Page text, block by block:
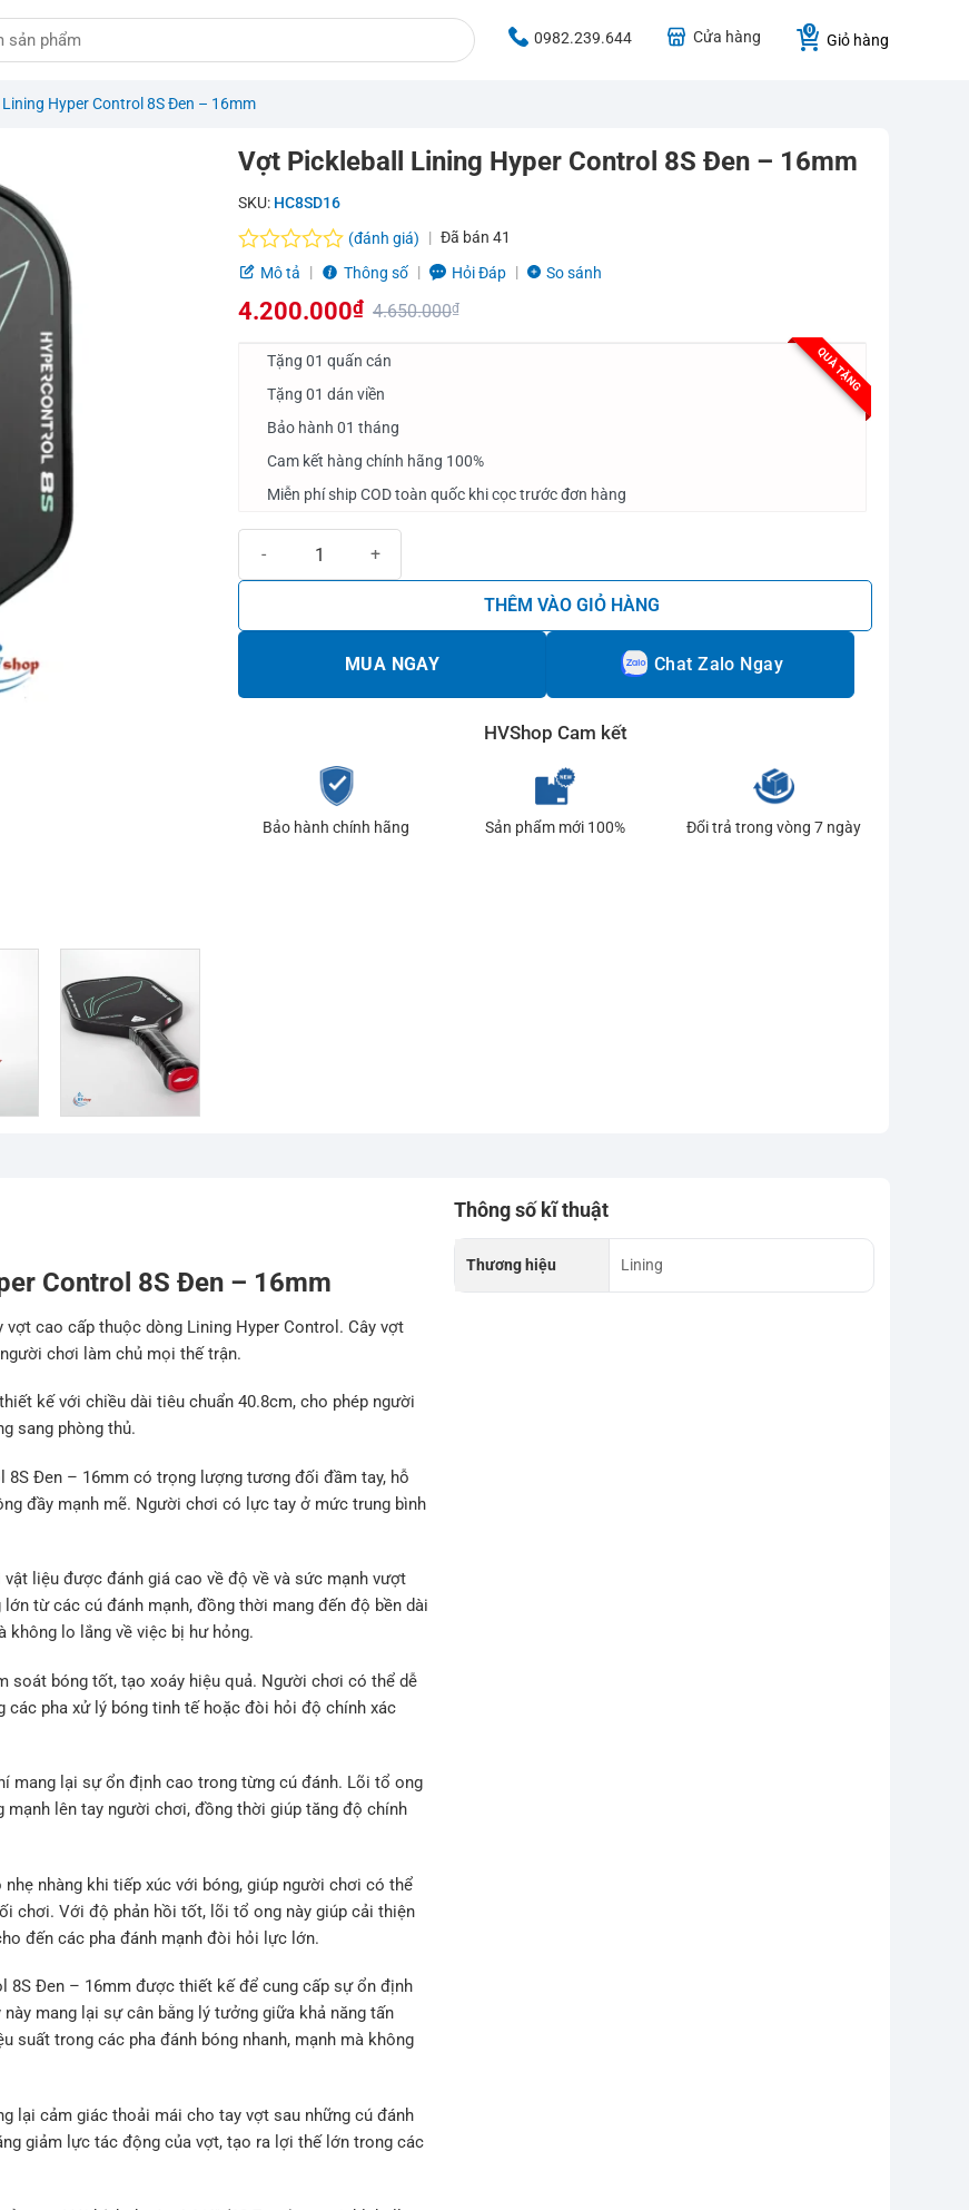
0982.239.644 Cửa hàng Giỏ hàng
Hyper Control 8S Đen – 16mm
Vợt Pickleball Lining Hyper Control 8S Đen – 16mm
SKU: HC8SD16
Được
hạng
(đánh giá) Đã bán41
Mô tả
Thông số Hỏi Đáp So sánh
4.650.000₫
gốc
4.650.000₫.
4.200.000₫
hiện
4.200.000₫.
QUÀ TẶNG
Tặng 01 quấn cán
Tặng 01 dán viền
Bảo hành 01 tháng
Cam kết hàng chính hãng 100%
Miễn phí ship COD toàn quốc khi cọc trước đơn hàng
THÊM VÀO GIỎ HÀNG
MUA NGAY Chat Zalo Ngay
HVShop Cam kết
Bảo hành chính hãng Sản phẩm mới 100% Đổi trả trong vòng 7 ngày
Control 8S Đen – 16mm
vợt cao cấp thuộc dòng Lining Hyper Control. Cây vợt
chơi làm chủ mọi thế trận.
kế với chiều dài tiêu chuẩn 40.8cm, cho phép người
sang phòng thủ.
Đen – 16mm có trọng lượng tương đối đầm tay, hỗ
đầy mạnh mẽ. Người chơi có lực tay ở mức trung bình
liệu được đánh giá cao về độ về và sức mạnh vượt
từ các cú đánh mạnh, đồng thời mang đến độ bền dài
không lo lắng về việc bị hư hỏng.
soát bóng tốt, tạo xoáy hiệu quả. Người chơi có thể dễ
pha xử lý bóng tinh tế hoặc đòi hỏi độ chính xác
mang lại sự ổn định cao trong từng cú đánh. Lõi tổ ong
lên tay người chơi, đồng thời giúp tăng độ chính
nhàng khi tiếp xúc với bóng, giúp người chơi có thể
chơi. Với độ phản hồi tốt, lõi tổ ong này giúp cải thiện
đến các pha đánh mạnh đòi hỏi lực lớn.
8S Đen – 16mm được thiết kế để cung cấp sự ổn định
mang lại sự cân bằng lý tưởng giữa khả năng tấn
suất trong các pha đánh bóng nhanh, mạnh mà không
lại cảm giác thoải mái cho tay vợt sau những cú đánh
giảm lực tác động của vợt, tạo ra lợi thế lớn trong các
Thông số kĩ thuật
Thương hiệu Lining